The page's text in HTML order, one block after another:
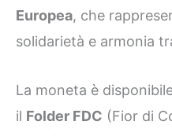
Europea, che
solidarietà e armonia
La moneta è
il Folder FDC (Fior di